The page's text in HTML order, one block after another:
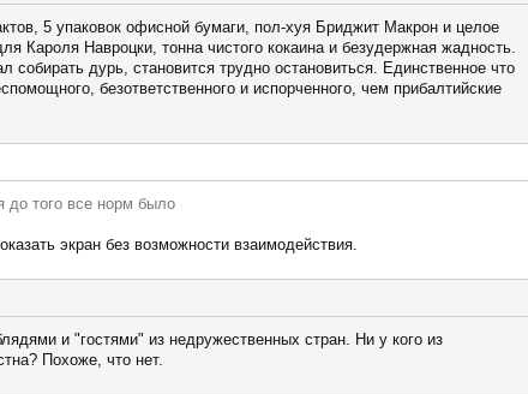
5 упаковок офисной бумаги, пол-хуя Бриджит Макрон и целое
Кароля Навроцки, тонна чистого кокаина и безудержная жадность.
дурь, становится трудно остановиться. Единственное что
безответственного и испорченного, чем прибалтийские
до того все норм было
экран без возможности взаимодействия.
и "гостями" из недружественных стран. Ни у кого из
Похоже, что нет.